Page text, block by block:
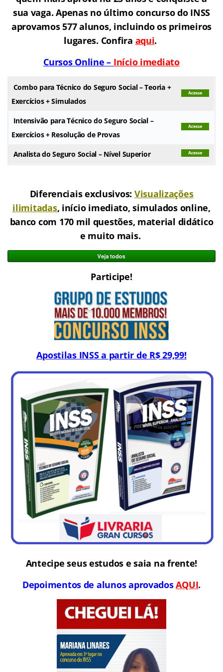
sua vaga. Apenas no último concurso do INSS
aprovamos 577 alunos, incluindo os primeiros
lugares. Confira aqui.
Cursos Online – Início imediato
Combo para Técnico do Seguro Social – Teoria +
Exercícios + Simulados
Intensivão para Técnico do Seguro Social –
Exercícios + Resolução de Provas
Analista do Seguro Social – Nível Superior
Diferenciais exclusivos: Visualizações
ilimitadas, início imediato, simulados online,
banco com 170 mil questões, material didático
e muito mais.
Participe!
Apostilas INSS a partir de R$ 29,99!
Antecipe seus estudos e saia na frente!
Depoimentos de alunos aprovadosAQUI.